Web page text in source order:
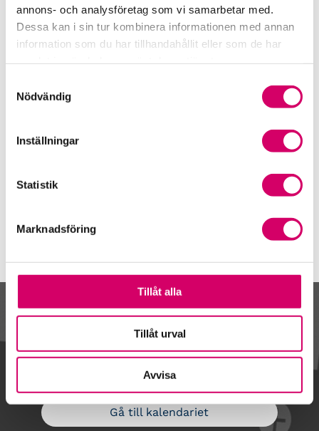
annons- och analysföretag som vi samarbetar med.
Dessa kan i sin tur kombinera informationen med annan
information som du har tillhandahållit eller som de har
Nödvändig
Inställningar
Statistik
Marknadsföring
Tillåt alla
Tillåt urval
Avvisa
Våra nyhetskanaler
Tidningen Konsulten
Öppet brev till Myndigheten för yrkeshögskolan
Framtidsutsikter i lönebranschen
Kalendarium
Gå till kalendariet